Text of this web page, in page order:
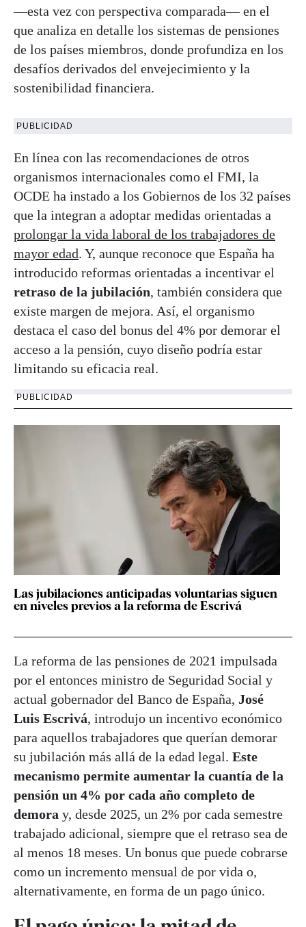
—esta vez con perspectiva comparada— en el
que analiza en detalle los sistemas de pensiones
de los países miembros, donde profundiza en los
desafíos derivados del envejecimiento y la
sostenibilidad financiera.
PUBLICIDAD
En línea con las recomendaciones de otros
organismos internacionales como el FMI, la
OCDE ha instado a los Gobiernos de los 32 países
que la integran a adoptar medidas orientadas a
prolongar la vida laboral de los trabajadores de
mayor edad. Y, aunque reconoce que España ha
introducido reformas orientadas a incentivar el
retraso de la jubilación, también considera que
existe margen de mejora. Así, el organismo
destaca el caso del bonus del 4% por demorar el
acceso a la pensión, cuyo diseño podría estar
limitando su eficacia real.
PUBLICIDAD
Las jubilaciones anticipadas voluntarias siguen
en niveles previos a la reforma de Escrivá
La reforma de las pensiones de 2021 impulsada
por el entonces ministro de Seguridad Social y
actual gobernador del Banco de España, José
Luis Escrivá, introdujo un incentivo económico
para aquellos trabajadores que querían demorar
su jubilación más allá de la edad legal. Este
mecanismo permite aumentar la cuantía de la
pensión un 4% por cada año completo de
demora y, desde 2025, un 2% por cada semestre
trabajado adicional, siempre que el retraso sea de
al menos 18 meses. Un bonus que puede cobrarse
como un incremento mensual de por vida o,
alternativamente, en forma de un pago único.